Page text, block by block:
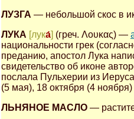
ЛУЗГА — небольшой скос в
ЛУКА [лука́] (греч. Λουκας) —
национальности грек
преданию, апостол Лука
свидетельство об иконе
послала Пульхерии из
(5 мая), 18 октября (4
ЛЬНЯНОЕ МАСЛО —